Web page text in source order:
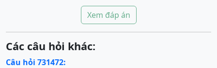
Xem đáp án
Các câu hỏi khác:
Câu hỏi 731472: